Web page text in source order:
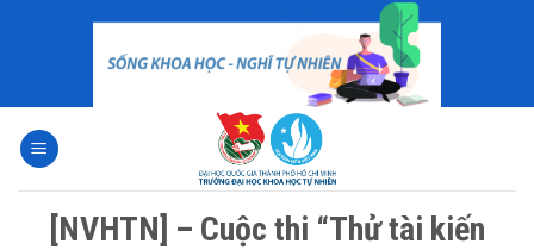
[NVHTN] – Cuộc thi “Thử tài kiến